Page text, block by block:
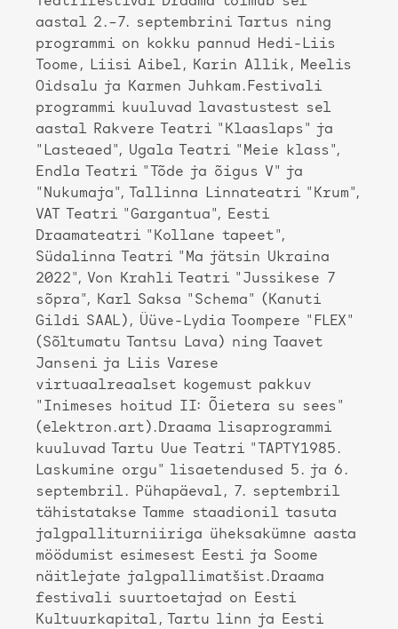
aastal 2.–7. septembrini Tartus ning
programmi on kokku pannud Hedi-Liis
Toome, Liisi Aibel, Karin Allik, Meelis
Oidsalu ja Karmen Juhkam.Festivali
programmi kuuluvad lavastustest sel
aastal Rakvere Teatri "Klaaslaps" ja
"Lasteaed", Ugala Teatri "Meie klass",
Endla Teatri "Tõde ja õigus V" ja
"Nukumaja", Tallinna Linnateatri "Krum",
VAT Teatri "Gargantua", Eesti
Draamateatri "Kollane tapeet",
Südalinna Teatri "Ma jätsin Ukraina
2022", Von Krahli Teatri "Jussikese 7
sõpra", Karl Saksa "Schema" (Kanuti
Gildi SAAL), Üüve-Lydia Toompere "FLEX"
(Sõltumatu Tantsu Lava) ning Taavet
Janseni ja Liis Varese
virtuaalreaalset kogemust pakkuv
"Inimeses hoitud II: Õietera su sees"
(elektron.art).Draama lisaprogrammi
kuuluvad Tartu Uue Teatri "TAPTY1985.
Laskumine orgu" lisaetendused 5. ja 6.
septembril. Pühapäeval, 7. septembril
tähistatakse Tamme staadionil tasuta
jalgpalliturniiriga üheksakümne aasta
möödumist esimesest Eesti ja Soome
näitlejate jalgpallimatšist.Draama
festivali suurtoetajad on Eesti
Kultuurkapital, Tartu linn ja Eesti